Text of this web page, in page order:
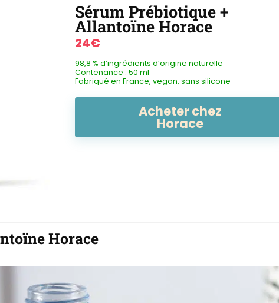
Sérum Prébiotique +
Allantoïne Horace
24€
98,8 % d’ingrédients d’origine naturelle
Contenance : 50 ml
Fabriqué en France, vegan, sans silicone
Acheter chez
Horace
Horace